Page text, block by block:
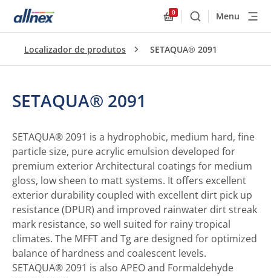
0
BuscarMenu
Localizador de produtos SETAQUA® 2091
SETAQUA® 2091
SETAQUA® 2091 is a hydrophobic, medium hard, fine
particle size, pure acrylic emulsion developed for
premium exterior Architectural coatings for medium
gloss, low sheen to matt systems. It offers excellent
exterior durability coupled with excellent dirt pick up
resistance (DPUR) and improved rainwater dirt streak
mark resistance, so well suited for rainy tropical
climates. The MFFT and Tg are designed for optimized
balance of hardness and coalescent levels.
SETAQUA® 2091 is also APEO and Formaldehyde